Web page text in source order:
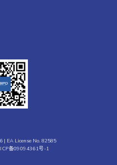
| EA License No. 82585
备09094361号-1